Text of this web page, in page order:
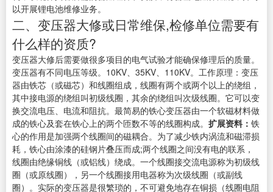
以开展锂电池维修业务。
二、变压器大修或日常维保,检修单位需要有
什么样的资质?
变压器大修后需要做很多项目的电气试验才能确保修理后的质量。
变压器有不同电压等级。10KV、35KV、110KV。工作原理：变压
器由铁芯（或磁芯）和线圈组成，线圈有两个或两个以上的绕组，
其中接电源的绕组叫初级线圈，其余的绕组叫次级线圈。它可以变
换交流电压、电流和阻抗。最简易的铁心变压器由一个软磁材料做
成的铁心及套在铁心上的两个匝数不等的线圈构成。 扩展资料： 铁
心的作用是加强两个线圈间的磁耦合。为了减少铁内涡流和磁滞损
耗，铁心由涂漆的硅钢片叠压而成;两个线圈之间没有电的联系，
线圈由绝缘铜线（或铝线）绕成。一个线圈接交流电源称为初级线
圈（或原线圈），另一个线圈接用电器称为次级线圈（或副线
圈）。实际的变压器是很繁琐的，不可避免地存在铜损（线圈电阻